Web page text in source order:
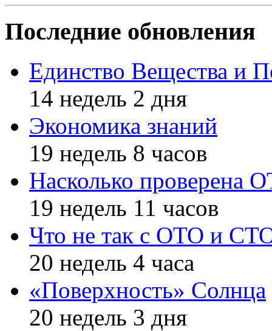
Последние обновления
Единство Вещества и
14 недель 2 дня
Экономика знаний
19 недель 8 часов
Насколько проверена
19 недель 11 часов
Что не так с ОТО и
20 недель 4 часа
«Поверхность» Солнца
20 недель 3 дня